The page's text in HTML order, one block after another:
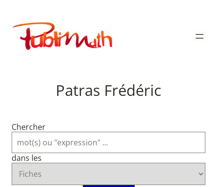
contenu
Publimath
Patras Frédéric
Chercher
dans les